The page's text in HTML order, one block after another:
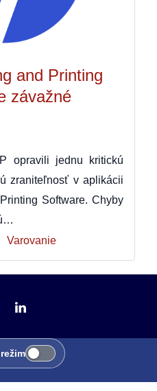
and Printing
závažné
opravili jednu kritickú
zraniteľnosť v aplikácii
Software. Chyby
Varovanie